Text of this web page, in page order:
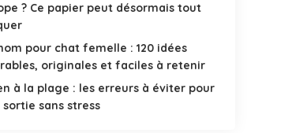
? Ce papier peut désormais tout
pour chat femelle : 120 idées
originales et faciles à retenir
à la plage : les erreurs à éviter pour
sortie sans stress